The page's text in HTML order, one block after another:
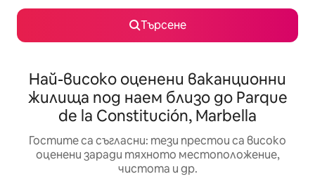
Търсене
Най-високо оценени ваканционни
жилища под наем близо до Parque
de la Constitución, Marbella
Гостите са съгласни: тези престои са високо
оценени заради тяхното местоположение,
чистота и др.